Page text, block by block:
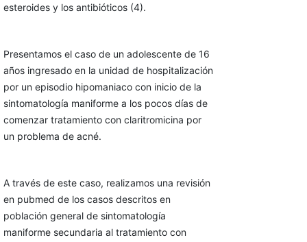
esteroides y los antibióticos (4).
Presentamos el caso de un adolescente de 16
años ingresado en la unidad de hospitalización
por un episodio hipomaniaco con inicio de la
sintomatología maniforme a los pocos días de
comenzar tratamiento con claritromicina por
un problema de acné.
A través de este caso, realizamos una revisión
en pubmed de los casos descritos en
población general de sintomatología
maniforme secundaria al tratamiento con